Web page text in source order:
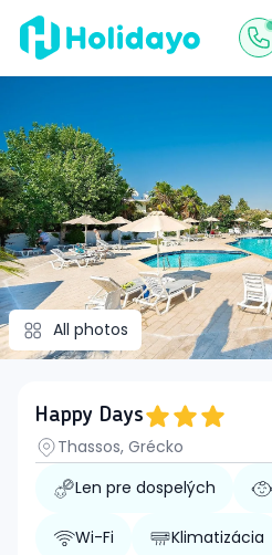
All photos
Happy Days
Thassos, Grécko
Len pre dospelých
Wi-Fi Klimatizácia